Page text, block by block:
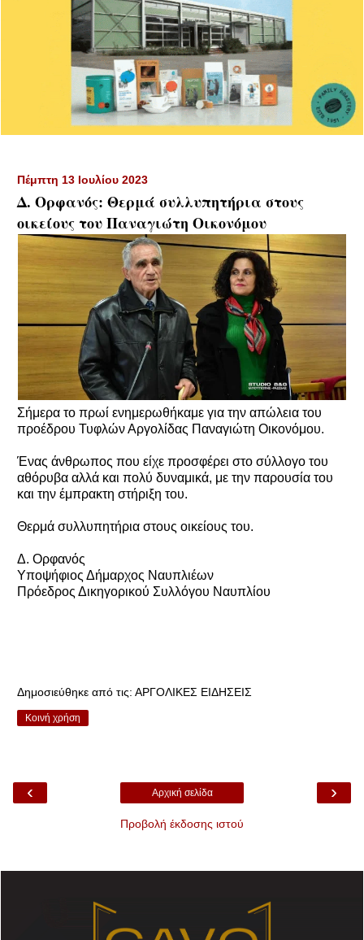
Πέμπτη 13 Ιουλίου 2023
Δ. Ορφανός: Θερμά συλλυπητήρια στους
οικείους του Παναγιώτη Οικονόμου
Σήμερα το πρωί ενημερωθήκαμε για την απώλεια του
προέδρου Τυφλών Αργολίδας Παναγιώτη Οικονόμου.
Ένας άνθρωπος που είχε προσφέρει στο σύλλογο του
αθόρυβα αλλά και πολύ δυναμικά, με την παρουσία του
και την έμπρακτη στήριξη του.
Θερμά συλλυπητήρια στους οικείους του.
Δ. Ορφανός
Υποψήφιος Δήμαρχος Ναυπλιέων
Πρόεδρος Δικηγορικού Συλλόγου Ναυπλίου
Δημοσιεύθηκε από τις: ΑΡΓΟΛΙΚΕΣ ΕΙΔΗΣΕΙΣ
Κοινή χρήση
‹ ›
Αρχική σελίδα
Προβολή έκδοσης ιστού